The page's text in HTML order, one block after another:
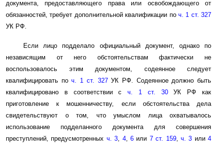
документа, предоставляющего права или освобождающего от
обязанностей, требует дополнительной квалификации по ч. 1 ст. 327
УК РФ.
Если лицо подделало официальный документ, однако по
независящим от него обстоятельствам фактически не
воспользовалось этим документом, содеянное следует
квалифицировать поч. 1 ст. 327УК РФ. Содеянное должно быть
квалифицировано в соответствии сч. 1 ст. 30УК РФ как
приготовление к мошенничеству, если обстоятельства дела
свидетельствуют о том, что умыслом лица охватывалось
использование подделанного документа для совершения
преступлений, предусмотренных ч. 3, 4, 6или 7 ст. 159, ч. 3 или4